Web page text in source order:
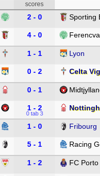
scores
2 - 0 Sporting
4 - 0
1 - 1 Lyon
0 - 2 Celta
0 - 1
1 - 2
0 tab 3
1 - 0 Fribourg
5 - 1 Racing
1 - 2 FC Porto